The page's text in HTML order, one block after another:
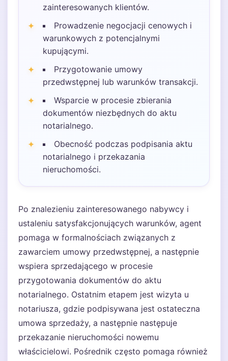
zainteresowanych klientów.
Prowadzenie negocjacji cenowych i
warunkowych z potencjalnymi
kupującymi.
Przygotowanie umowy
przedwstępnej lub warunków transakcji.
Wsparcie w procesie zbierania
dokumentów niezbędnych do aktu
notarialnego.
Obecność podczas podpisania aktu
notarialnego i przekazania
nieruchomości.
Po znalezieniu zainteresowanego nabywcy i
ustaleniu satysfakcjonujących warunków, agent
pomaga w formalnościach związanych z
zawarciem umowy przedwstępnej, a następnie
wspiera sprzedającego w procesie
przygotowania dokumentów do aktu
notarialnego. Ostatnim etapem jest wizyta u
notariusza, gdzie podpisywana jest ostateczna
umowa sprzedaży, a następnie następuje
przekazanie nieruchomości nowemu
właścicielowi. Pośrednik często pomaga również